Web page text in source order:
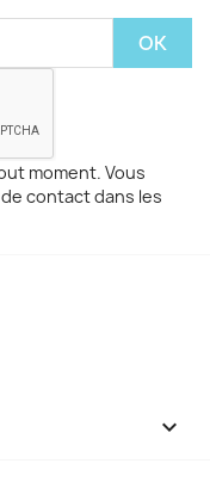
moment. Vous
contact dans les
